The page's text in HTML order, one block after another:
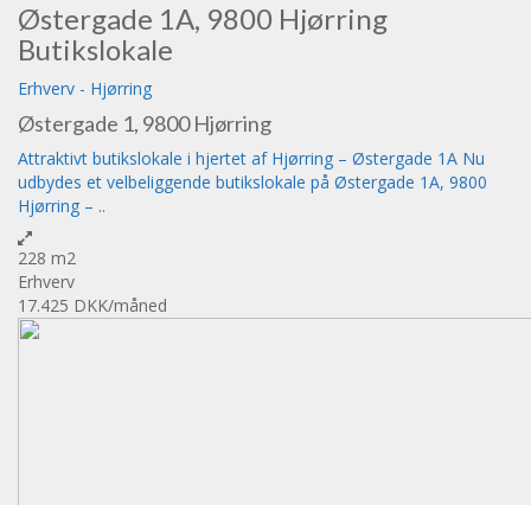
Østergade 1A, 9800 Hjørring
Butikslokale
Erhverv - Hjørring
Østergade 1, 9800 Hjørring
Attraktivt butikslokale i hjertet af Hjørring – Østergade 1A Nu
udbydes et velbeliggende butikslokale på Østergade 1A, 9800
Hjørring – ..
228 m2
Erhverv
17.425 DKK/måned